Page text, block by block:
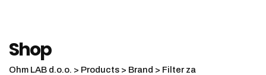
Shop
Ohm LAB d.o.o. > Products > Brand > Filter za